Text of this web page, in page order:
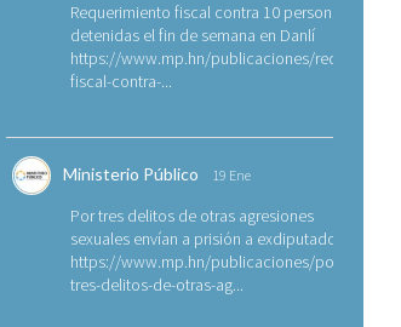
Requerimiento fiscal contra 10 personas
detenidas el fin de semana en Danlí
https://www.mp.hn/publicaciones/
fiscal-contra-...
Ministerio Público 19 Ene
Por tres delitos de otras agresiones
sexuales envían a prisión a exdiputado
https://www.mp.hn/publicaciones/por-
tres-delitos-de-otras-ag...